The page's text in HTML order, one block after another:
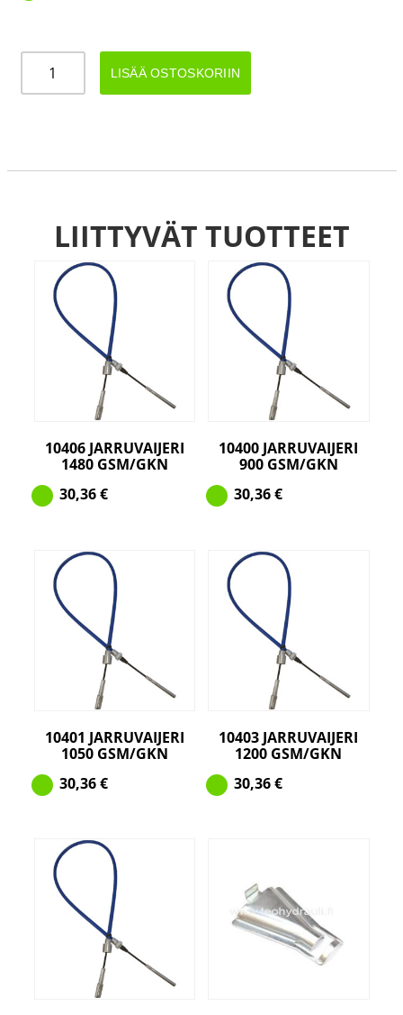
TASAAJA
LISÄÄ OSTOSKORIIN
LIITTYVÄT TUOTTEET
10406 JARRUVAIJERI
1480 GSM/GKN
30,36€
10400 JARRUVAIJERI
900 GSM/GKN
30,36€
10401 JARRUVAIJERI
1050 GSM/GKN
30,36€
10403 JARRUVAIJERI
1200 GSM/GKN
30,36€